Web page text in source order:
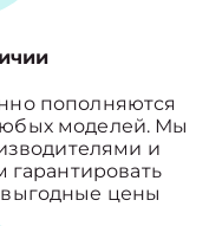
пополняются
моделей. Мы
и
выгодные цены